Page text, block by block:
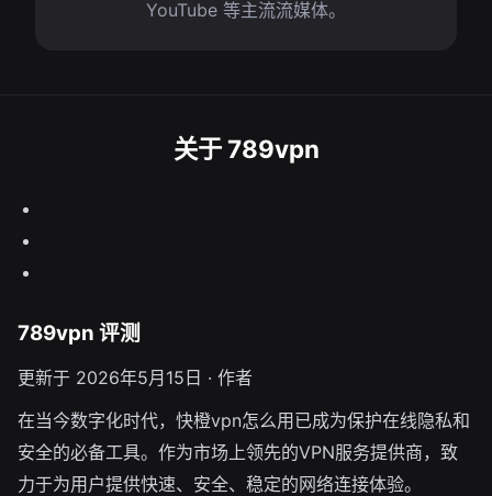
YouTube 等主流流媒体。
关于 789vpn
789vpn 评测
更新于 2026年5月15日 · 作者
在当今数字化时代，快橙vpn怎么用已成为保护在线隐私和
安全的必备工具。作为市场上领先的VPN服务提供商，致
力于为用户提供快速、安全、稳定的网络连接体验。